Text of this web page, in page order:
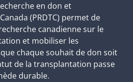
en don et
(PRDTC) permet de
canadienne sur le
et mobiliser les
chaque souhait de don soit
de la transplantation passe
durable.